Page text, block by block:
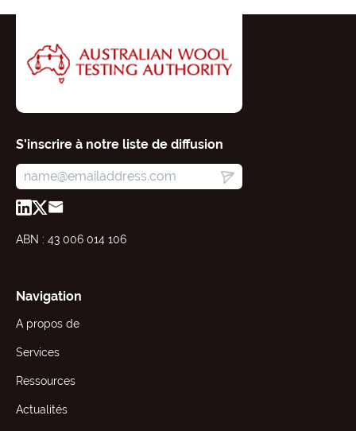
S'inscrire à notre liste de diffusion
ABN : 43 006 014 106
Navigation
A propos de
Services
Ressources
Actualités